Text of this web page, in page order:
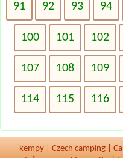
91 92 93 94
100 101 102
107 108 109
114 115 116
kempy Czech camping